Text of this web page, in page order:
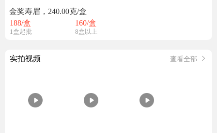
金奖寿眉，240.00克/盒
188/盒
1盒起批
160/盒
8盒以上
实拍视频 查看全部